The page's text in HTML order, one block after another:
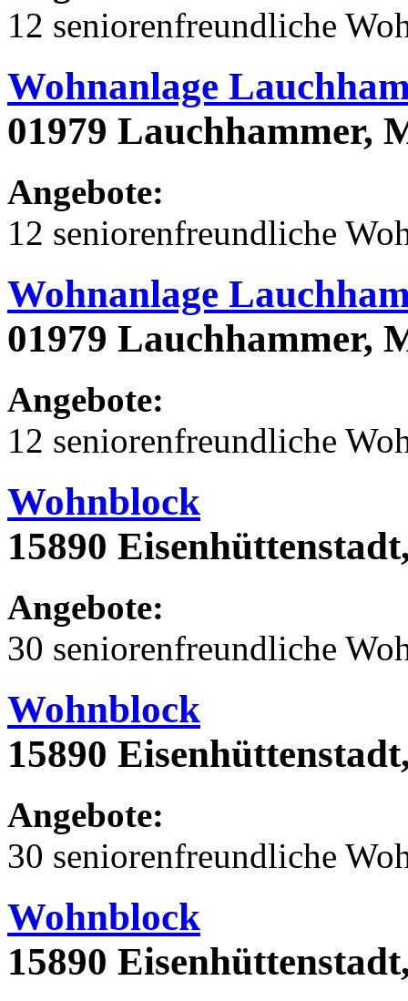
12 seniorenfreundliche
Wohnanlage
01979 Lauchhammer,
Angebote:
12 seniorenfreundliche
Wohnanlage
01979 Lauchhammer,
Angebote:
12 seniorenfreundliche
Wohnblock
15890
Angebote:
30 seniorenfreundliche
Wohnblock
15890
Angebote:
30 seniorenfreundliche
Wohnblock
15890